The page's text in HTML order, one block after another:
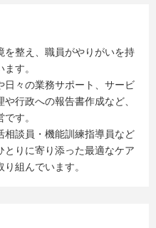
を整え、職員がやりがいを持
す。
日々の業務サポート、サービ
行政への報告書作成など、
す。
相談員・機能訓練指導員など
とりに寄り添った最適なケア
組んでいます。